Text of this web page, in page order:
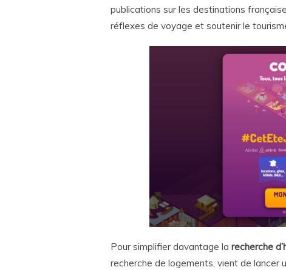
publications sur les destinations
réflexes de voyage et soutenir le
Pour simplifier davantage la recherche
recherche de logements, vient de lancer